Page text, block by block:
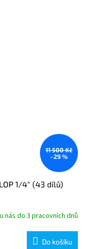
11 500 Kč
–29 %
1/4" (43 dílů)
nás do 3 pracovních dnů
Do košíku